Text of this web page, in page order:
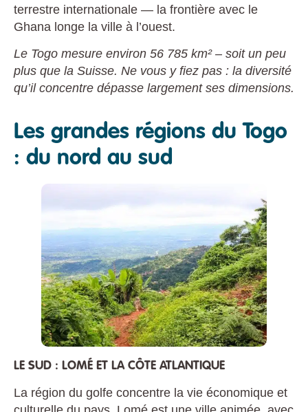
terrestre internationale — la frontière avec le
Ghana longe la ville à l’ouest.
Le Togo mesure environ 56 785 km² – soit un peu
plus que la Suisse. Ne vous y fiez pas : la diversité
qu’il concentre dépasse largement ses dimensions.
Les grandes régions du Togo
: du nord au sud
LE SUD : LOMÉ ET LA CÔTE ATLANTIQUE
La région du golfe concentre la vie économique et